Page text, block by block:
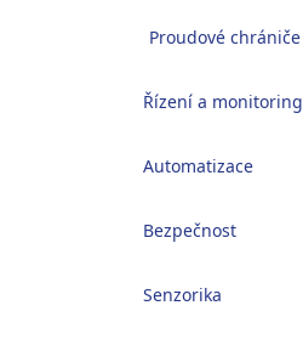
Proudové chrániče
Řízení a monitoring
Automatizace
Bezpečnost
Senzorika